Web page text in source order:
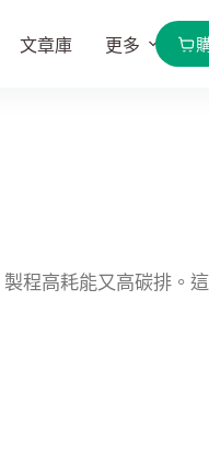
文章庫 更多
程高耗能又高碳排。